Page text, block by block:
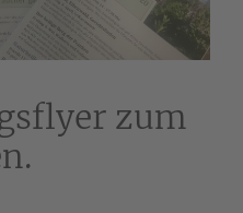
zum